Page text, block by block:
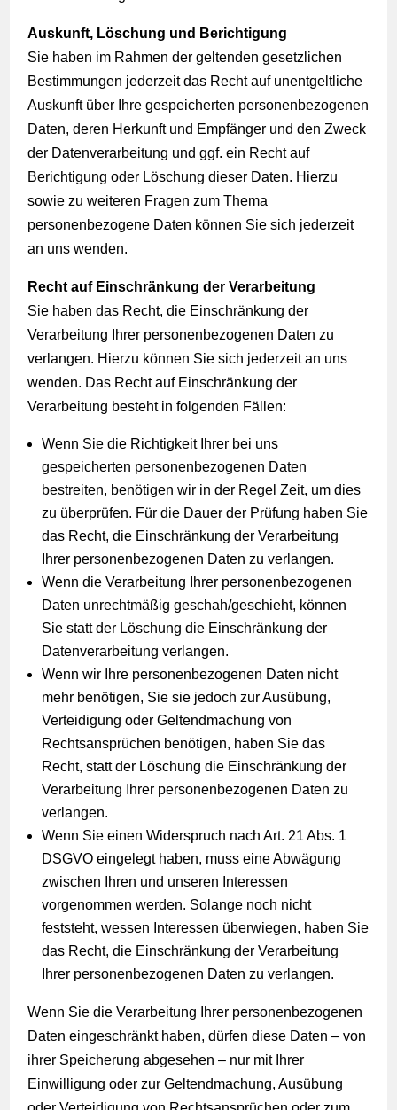
Auskunft, Löschung und Berichtigung
Sie haben im Rahmen der geltenden gesetzlichen
Bestimmungen jederzeit das Recht auf unentgeltliche
Auskunft über Ihre gespeicherten personenbezogenen
Daten, deren Herkunft und Empfänger und den Zweck
der Datenverarbeitung und ggf. ein Recht auf
Berichtigung oder Löschung dieser Daten. Hierzu
sowie zu weiteren Fragen zum Thema
personenbezogene Daten können Sie sich jederzeit
an uns wenden.
Recht auf Einschränkung der Verarbeitung
Sie haben das Recht, die Einschränkung der
Verarbeitung Ihrer personenbezogenen Daten zu
verlangen. Hierzu können Sie sich jederzeit an uns
wenden. Das Recht auf Einschränkung der
Verarbeitung besteht in folgenden Fällen:
Wenn Sie die Richtigkeit Ihrer bei uns
gespeicherten personenbezogenen Daten
bestreiten, benötigen wir in der Regel Zeit, um dies
zu überprüfen. Für die Dauer der Prüfung haben Sie
das Recht, die Einschränkung der Verarbeitung
Ihrer personenbezogenen Daten zu verlangen.
Wenn die Verarbeitung Ihrer personenbezogenen
Daten unrechtmäßig geschah/geschieht, können
Sie statt der Löschung die Einschränkung der
Datenverarbeitung verlangen.
Wenn wir Ihre personenbezogenen Daten nicht
mehr benötigen, Sie sie jedoch zur Ausübung,
Verteidigung oder Geltendmachung von
Rechtsansprüchen benötigen, haben Sie das
Recht, statt der Löschung die Einschränkung der
Verarbeitung Ihrer personenbezogenen Daten zu
verlangen.
Wenn Sie einen Widerspruch nach Art. 21 Abs. 1
DSGVO eingelegt haben, muss eine Abwägung
zwischen Ihren und unseren Interessen
vorgenommen werden. Solange noch nicht
feststeht, wessen Interessen überwiegen, haben Sie
das Recht, die Einschränkung der Verarbeitung
Ihrer personenbezogenen Daten zu verlangen.
Wenn Sie die Verarbeitung Ihrer personenbezogenen
Daten eingeschränkt haben, dürfen diese Daten – von
ihrer Speicherung abgesehen – nur mit Ihrer
Einwilligung oder zur Geltendmachung, Ausübung